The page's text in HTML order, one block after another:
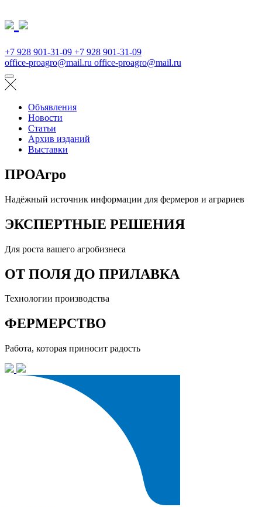
+7 928 901-31-09 +7 928 901-31-09
office-proagro@mail.ru office-proagro@mail.ru
Объявления
Новости
Статьи
Архив изданий
Выставки
ПРОАгро
Надёжный источник информации для фермеров и аграриев
ЭКСПЕРТНЫЕ РЕШЕНИЯ
Для роста вашего агробизнеса
ОТ ПОЛЯ ДО ПРИЛАВКА
Технологии производства
ФЕРМЕРСТВО
Работа, которая приносит радость